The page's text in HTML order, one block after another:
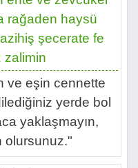
rağaden haysü
şecerate fe
zalimin
ve eşin cennette
yerde bol
yaklaşmayın,
olursunuz."